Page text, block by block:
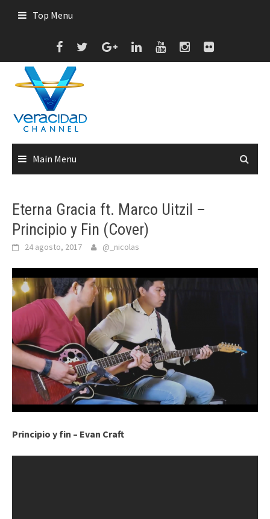
Top Menu
Main Menu
Eterna Gracia ft. Marco Uitzil –
Principio y Fin (Cover)
24 agosto, 2017 @_nicolas
Principio y fin – Evan Craft